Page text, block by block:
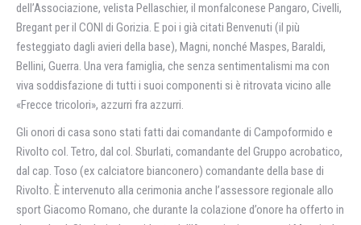
dell’Associazione, velista Pellaschier, il monfalconese Pangaro, Civelli,
Bregant per il CONI di Gorizia. E poi i già citati Benvenuti (il più
festeggiato dagli avieri della base), Magni, nonché Maspes, Baraldi,
Bellini, Guerra. Una vera famiglia, che senza sentimentalismi ma con
viva soddisfazione di tutti i suoi componenti si è ritrovata vicino alle
«Frecce tricolori», azzurri fra azzurri.
Gli onori di casa sono stati fatti dai comandante di Campoformido e
Rivolto col. Tetro, dal col. Sburlati, comandante del Gruppo acrobatico,
dal cap. Toso (ex calciatore bianconero) comandante della base di
Rivolto. È intervenuto alla cerimonia anche l’assessore regionale allo
sport Giacomo Romano, che durante la colazione d’onore ha offerto in